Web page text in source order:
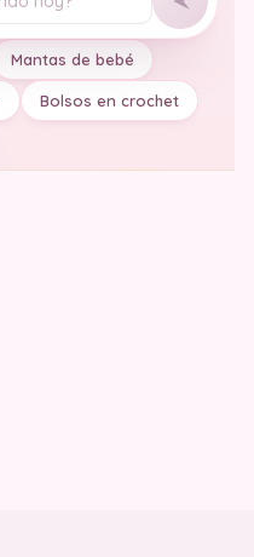
Mantas de bebé
Bolsos en crochet